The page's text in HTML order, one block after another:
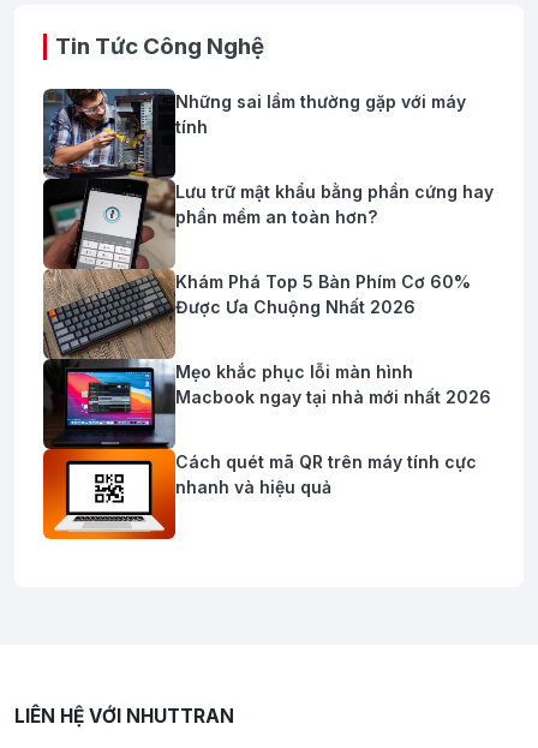
Tin Tức Công Nghệ
Những sai lầm thường gặp với máy
tính
Lưu trữ mật khẩu bằng phần cứng hay
phần mềm an toàn hơn?
Khám Phá Top 5 Bàn Phím Cơ 60%
Được Ưa Chuộng Nhất 2026
Mẹo khắc phục lỗi màn hình
Macbook ngay tại nhà mới nhất 2026
Cách quét mã QR trên máy tính cực
nhanh và hiệu quả
LIÊN HỆ VỚI NHUTTRAN